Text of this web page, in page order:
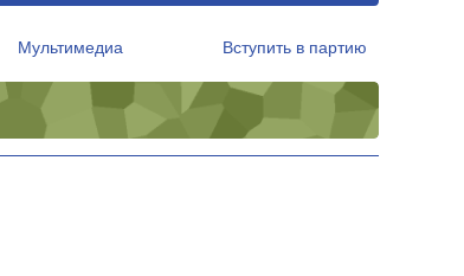
Мультимедиа Вступить в партию